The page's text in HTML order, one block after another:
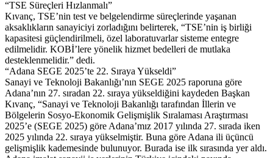
“TSE Süreçleri Hızlanmalı”
Kıvanç, TSE’nin test ve belgelendirme süreçlerinde yaşanan
aksaklıkların sanayiciyi zorladığını belirterek, “TSE’nin iş birliği
kapasitesi güçlendirilmeli, özel laboratuvarlar sisteme entegre
edilmelidir. KOBİ’lere yönelik hizmet bedelleri de mutlaka
desteklenmelidir.” dedi.
“Adana SEGE 2025’te 22. Sıraya Yükseldi”
Sanayi ve Teknoloji Bakanlığı’nın SEGE 2025 raporuna göre
Adana’nın 27. sıradan 22. sıraya yükseldiğini kaydeden Başkan
Kıvanç, “Sanayi ve Teknoloji Bakanlığı tarafından İllerin ve
Bölgelerin Sosyo-Ekonomik Gelişmişlik Sıralaması Araştırması
2025’e (SEGE 2025) göre Adana’mız 2017 yılında 27. sırada iken
2025 yılında 22. sıraya yükselmiştir. Buna göre Adana ili üçüncü
gelişmişlik kademesinde bulunuyor. Burada ise ilk sırasında yer aldı.